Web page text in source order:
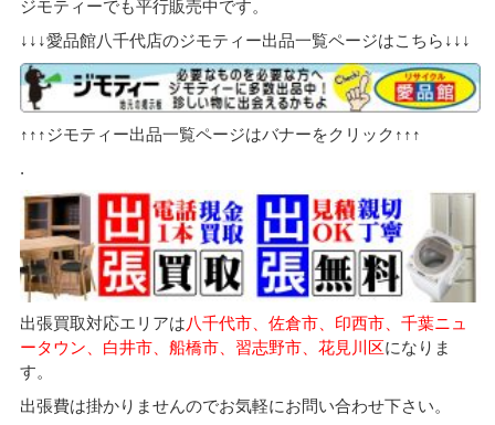
ジモティーでも平行販売中です。
↓↓↓愛品館八千代店のジモティー出品一覧ページはこちら↓↓↓
↑↑↑ジモティー出品一覧ページはバナーをクリック↑↑↑
.
出張買取対応エリアは八千代市、佐倉市、印西市、千葉ニュ
ータウン、白井市、船橋市、習志野市、花見川区になりま
す。
出張費は掛かりませんのでお気軽にお問い合わせ下さい。